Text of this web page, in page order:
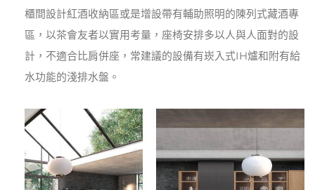
櫃間設計紅酒收納區或是增設帶有輔助照明的陳列式藏酒專
區，以茶會友者以實用考量，座椅安排多以人與人面對的設
計，不適合比肩併座，常建議的設備有崁入式IH爐和附有給
水功能的淺排水盤。